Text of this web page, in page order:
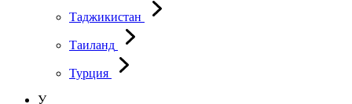
Таджикистан
Таиланд
Турция
У